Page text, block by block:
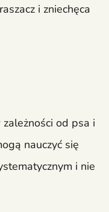
i zniechęca
zależności od psa i
nauczyć się
i nie